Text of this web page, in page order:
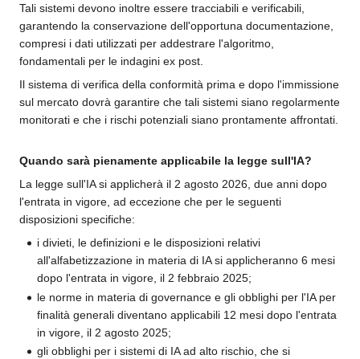
Tali sistemi devono inoltre essere tracciabili e verificabili,
garantendo la conservazione dell'opportuna documentazione,
compresi i dati utilizzati per addestrare l'algoritmo,
fondamentali per le indagini ex post.
Il sistema di verifica della conformità prima e dopo l'immissione
sul mercato dovrà garantire che tali sistemi siano regolarmente
monitorati e che i rischi potenziali siano prontamente affrontati.
Quando sarà pienamente applicabile la legge sull'IA?
La legge sull'IA si applicherà il 2 agosto 2026, due anni dopo
l'entrata in vigore, ad eccezione che per le seguenti
disposizioni specifiche:
i divieti, le definizioni e le disposizioni relativi
all'alfabetizzazione in materia di IA si applicheranno 6 mesi
dopo l'entrata in vigore, il 2 febbraio 2025;
le norme in materia di governance e gli obblighi per l'IA per
finalità generali diventano applicabili 12 mesi dopo l'entrata
in vigore, il 2 agosto 2025;
gli obblighi per i sistemi di IA ad alto rischio, che si